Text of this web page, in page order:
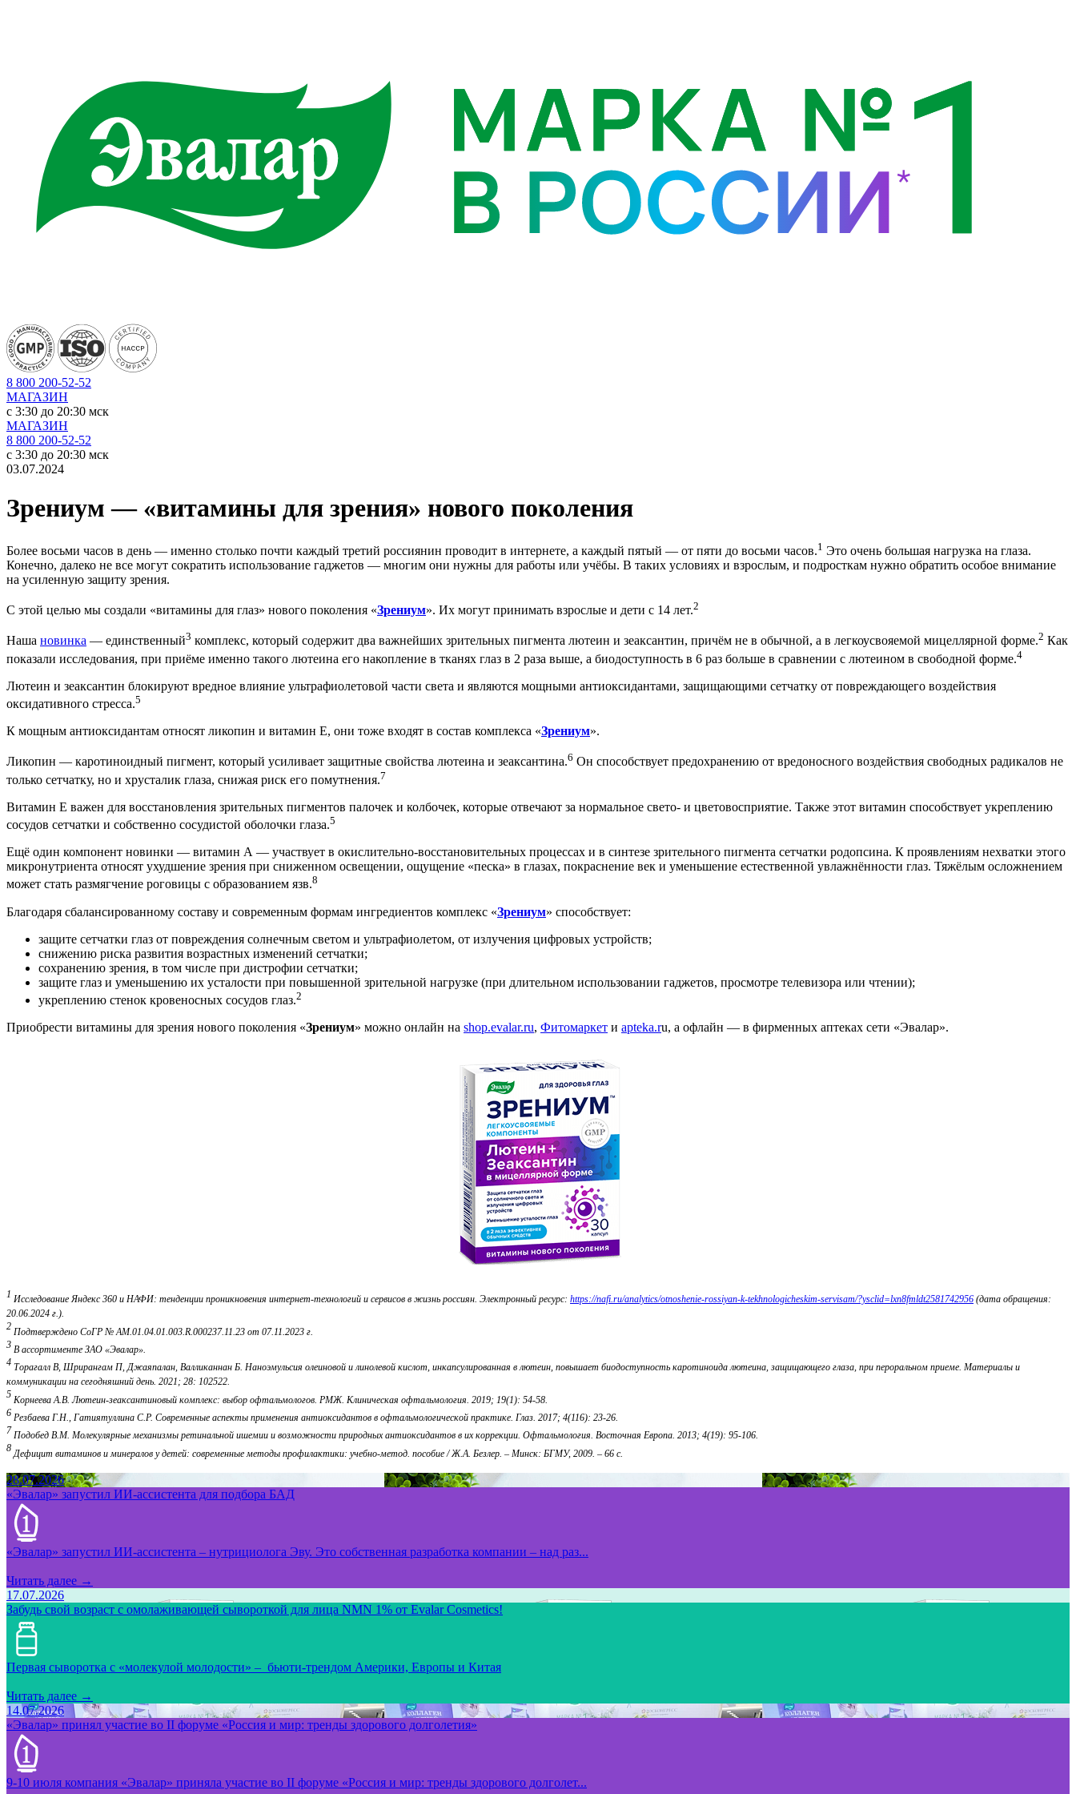
8 800 200-52-52
МАГАЗИН
c 3:30 до 20:30 мск
МАГАЗИН
8 800 200-52-52
c 3:30 до 20:30 мск
03.07.2024
Зрениум — «витамины для зрения» нового поколения
Более восьми часов в день — именно столько почти каждый третий россиянин проводит в интернете, а каждый пятый — от пяти до восьми часов.1 Это очень большая нагрузка на глаза.
Конечно, далеко не все могут сократить использование гаджетов — многим они нужны для работы или учёбы. В таких условиях и взрослым, и подросткам нужно обратить особое внимание
на усиленную защиту зрения.
С этой целью мы создали «витамины для глаз» нового поколения «Зрениум». Их могут принимать взрослые и дети с 14 лет.2
Наша новинка — единственный3 комплекс, который содержит два важнейших зрительных пигмента лютеин и зеаксантин, причём не в обычной, а в легкоусвояемой мицеллярной форме.2 Как
показали исследования, при приёме именно такого лютеина его накопление в тканях глаз в 2 раза выше, а биодоступность в 6 раз больше в сравнении с лютеином в свободной форме.4
Лютеин и зеаксантин блокируют вредное влияние ультрафиолетовой части света и являются мощными антиоксидантами, защищающими сетчатку от повреждающего воздействия
оксидативного стресса.5
К мощным антиоксидантам относят ликопин и витамин Е, они тоже входят в состав комплекса «Зрениум».
Ликопин — каротиноидный пигмент, который усиливает защитные свойства лютеина и зеаксантина.6 Он способствует предохранению от вредоносного воздействия свободных радикалов не
только сетчатку, но и хрусталик глаза, снижая риск его помутнения.7
Витамин Е важен для восстановления зрительных пигментов палочек и колбочек, которые отвечают за нормальное свето- и цветовосприятие. Также этот витамин способствует укреплению
сосудов сетчатки и собственно сосудистой оболочки глаза.5
Ещё один компонент новинки — витамин А — участвует в окислительно-восстановительных процессах и в синтезе зрительного пигмента сетчатки родопсина. К проявлениям нехватки этого
микронутриента относят ухудшение зрения при сниженном освещении, ощущение «песка» в глазах, покраснение век и уменьшение естественной увлажнённости глаз. Тяжёлым осложнением
может стать размягчение роговицы с образованием язв.8
Благодаря сбалансированному составу и современным формам ингредиентов комплекс «Зрениум» способствует:
защите сетчатки глаз от повреждения солнечным светом и ультрафиолетом, от излучения цифровых устройств;
снижению риска развития возрастных изменений сетчатки;
сохранению зрения, в том числе при дистрофии сетчатки;
защите глаз и уменьшению их усталости при повышенной зрительной нагрузке (при длительном использовании гаджетов, просмотре телевизора или чтении);
укреплению стенок кровеносных сосудов глаз.2
Приобрести витамины для зрения нового поколения «Зрениум» можно онлайн на shop.evalar.ru, Фитомаркет и apteka.ru, а офлайн — в фирменных аптеках сети «Эвалар».
1 Исследование Яндекс 360 и НАФИ: тенденции проникновения интернет-технологий и сервисов в жизнь россиян. Электронный ресурс: https://nafi.ru/analytics/otnoshenie-rossiyan-k-tekhnologicheskim-servisam/?ysclid=lxn8fmldt2581742956 (дата обращения:
20.06.2024 г.).
2 Подтверждено СоГР № AM.01.04.01.003.R.000237.11.23 от 07.11.2023 г.
3 В ассортименте ЗАО «Эвалар».
4 Торагалл В, Шрирангам П, Джаяпалан, Валликаннан Б. Наноэмульсия олеиновой и линолевой кислот, инкапсулированная в лютеин, повышает биодоступность каротиноида лютеина, защищающего глаза, при пероральном приеме. Материалы и
коммуникации на сегодняшний день. 2021; 28: 102522.
5 Корнеева А.В. Лютеин-зеаксантиновый комплекс: выбор офтальмологов. РМЖ. Клиническая офтальмология. 2019; 19(1): 54-58.
6 Резбаева Г.Н., Гатиятуллина С.Р. Современные аспекты применения антиоксидантов в офтальмологической практике. Глаз. 2017; 4(116): 23-26.
7 Подобед В.М. Молекулярные механизмы ретинальной ишемии и возможности природных антиоксидантов в их коррекции. Офтальмология. Восточная Европа. 2013; 4(19): 95-106.
8 Дефицит витаминов и минералов у детей: современные методы профилактики: учебно-метод. пособие / Ж.А. Безлер. – Минск: БГМУ, 2009. – 66 с.
28.07.2026
«Эвалар» запустил ИИ-ассистента для подбора БАД
«Эвалар» запустил ИИ-ассистента – нутрициолога Эву. Это собственная разработка компании – над раз...
Читать далее →
17.07.2026
Забудь свой возраст с омолаживающей сывороткой для лица NMN 1% от Evalar Cosmetics!
Первая сыворотка с «молекулой молодости» – бьюти-трендом Америки, Европы и Китая
Читать далее →
14.07.2026
«Эвалар» принял участие во II форуме «Россия и мир: тренды здорового долголетия»
9-10 июля компания «Эвалар» приняла участие во II форуме «Россия и мир: тренды здорового долголет...